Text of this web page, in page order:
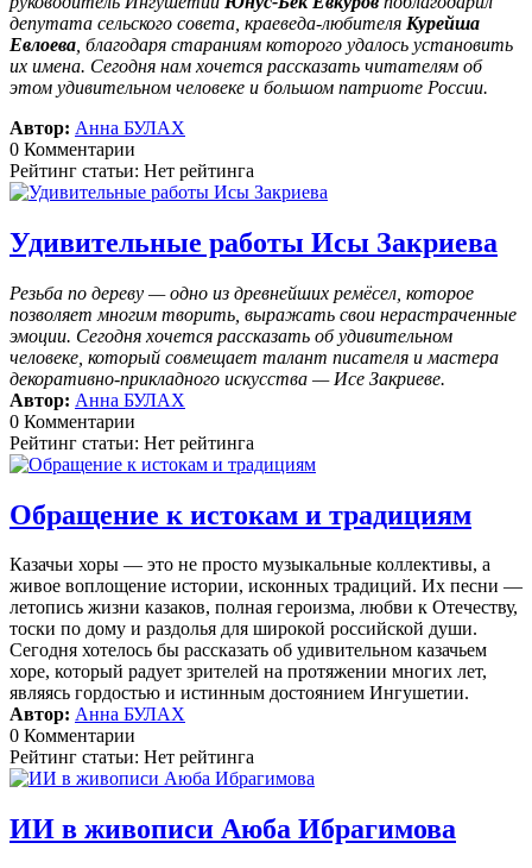
депутата сельского совета, краеведа-любителя Курейша
Евлоева , благодаря стараниям которого удалось установить
их имена. Сегодня нам хочется рассказать читателям об
этом удивительном человеке и большом патриоте России.
Автор: Анна БУЛАХ
0 Комментарии
Рейтинг статьи: Нет рейтинга
Удивительные работы Исы Закриева
Резьба по дереву — одно из древнейших ремёсел, которое
позволяет многим творить, выражать свои нерастраченные
эмоции. Сегодня хочется рассказать об удивительном
человеке, который совмещает талант писателя и мастера
декоративно-прикладного искусства — Исе Закриеве.
Автор: Анна БУЛАХ
0 Комментарии
Рейтинг статьи: Нет рейтинга
Обращение к истокам и традициям
Казачьи хоры — это не просто музыкальные коллективы, а
живое воплощение истории, исконных традиций. Их песни —
летопись жизни казаков, полная героизма, любви к Отечеству,
тоски по дому и раздолья для широкой российской души.
Сегодня хотелось бы рассказать об удивительном казачьем
хоре, который радует зрителей на протяжении многих лет,
являясь гордостью и истинным достоянием Ингушетии.
Автор: Анна БУЛАХ
0 Комментарии
Рейтинг статьи: Нет рейтинга
ИИ в живописи Аюба Ибрагимова